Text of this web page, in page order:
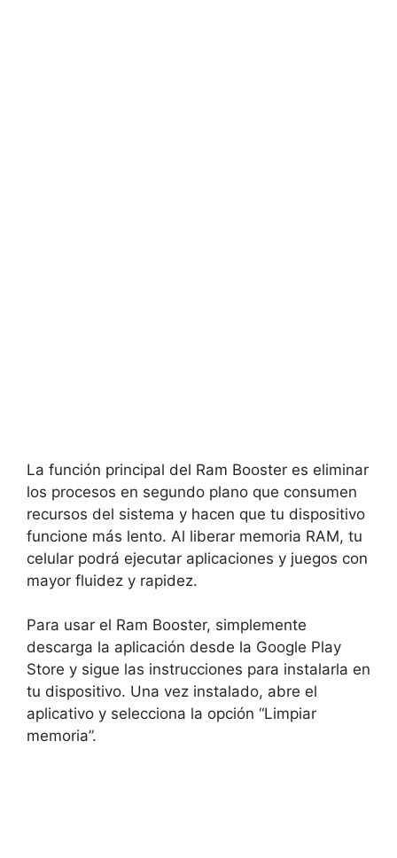
La función principal del Ram Booster es eliminar
los procesos en segundo plano que consumen
recursos del sistema y hacen que tu dispositivo
funcione más lento. Al liberar memoria RAM, tu
celular podrá ejecutar aplicaciones y juegos con
mayor fluidez y rapidez.
Para usar el Ram Booster, simplemente
descarga la aplicación desde la Google Play
Store y sigue las instrucciones para instalarla en
tu dispositivo. Una vez instalado, abre el
aplicativo y selecciona la opción “Limpiar
memoria”.